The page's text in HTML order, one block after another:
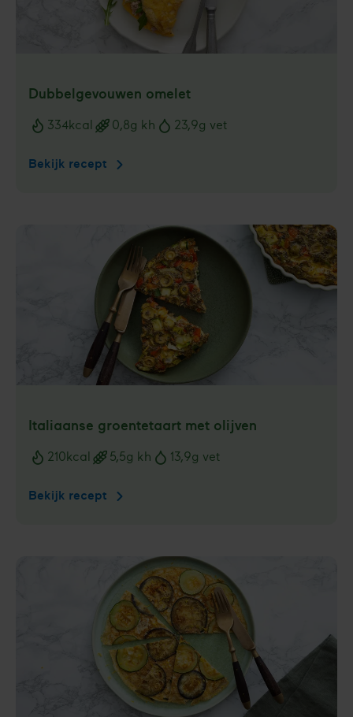
Dubbelgevouwen omelet
334kcal 0,8g kh 23,9g vet
Bekijk recept Dubbelgevouwen
Italiaanse groentetaart met olijven
210kcal 5,5g kh 13,9g vet
Bekijk recept Italiaanse